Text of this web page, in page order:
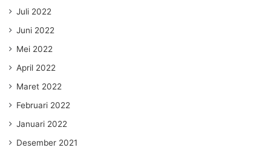
Juli 2022
Juni 2022
Mei 2022
April 2022
Maret 2022
Februari 2022
Januari 2022
Desember 2021